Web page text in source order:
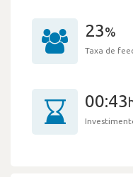
23%
Taxa de
00:43